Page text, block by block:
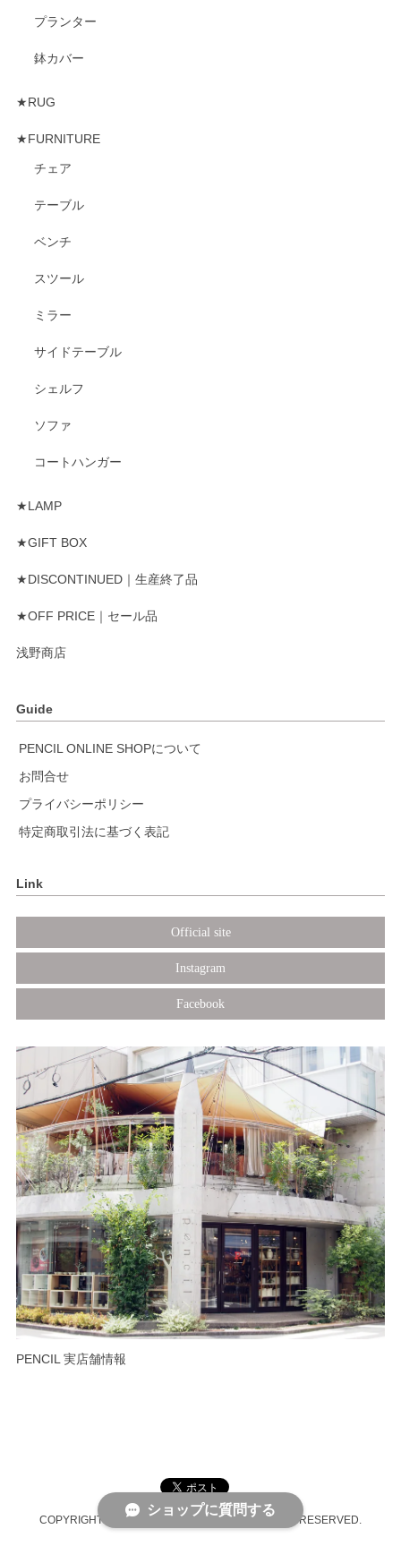
プランター
鉢カバー
★RUG
★FURNITURE
チェア
テーブル
ベンチ
スツール
ミラー
サイドテーブル
シェルフ
ソファ
コートハンガー
★LAMP
★GIFT BOX
★DISCONTINUED｜生産終了品
★OFF PRICE｜セール品
浅野商店
Guide
PENCIL ONLINE SHOPについて
お問合せ
プライバシーポリシー
特定商取引法に基づく表記
Link
Official site
Instagram
Facebook
PENCIL 実店舗情報
COPYRIGHT © PENCIL ONLINE SHOP ALL RIGHTS RESERVED.
ショップに質問する